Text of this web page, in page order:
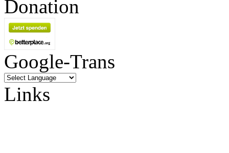
Donation
Google-Trans
Links